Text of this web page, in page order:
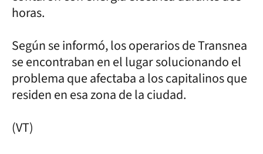
horas.
Según se informó, los operarios de Transnea
se encontraban en el lugar solucionando el
problema que afectaba a los capitalinos que
residen en esa zona de la ciudad.
(VT)